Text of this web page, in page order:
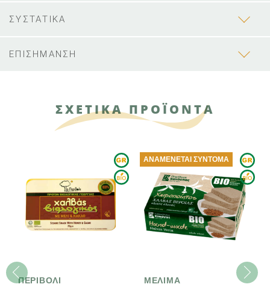
ΣΥΣΤΑΤΙΚΑ
ΕΠΙΣΗΜΑΝΣΗ
ΣΧΕΤΙΚΑ ΠΡΟΪΟΝΤΑ
ΠΕΡΙΒΟΛΙ ΜΕΛΙΜΑ
ΑΝΑΜΈΝΕΤΑΙ ΣΎΝΤΟΜΑ